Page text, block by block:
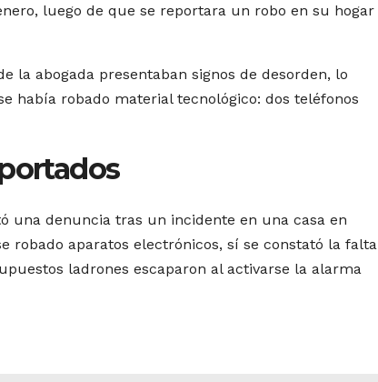
luego de que se reportara un robo en su hogar
la abogada presentaban signos de desorden, lo
había robado material tecnológico: dos teléfonos
una denuncia tras un incidente en una casa en
robado aparatos electrónicos, sí se constató la falta
ladrones escaparon al activarse la alarma